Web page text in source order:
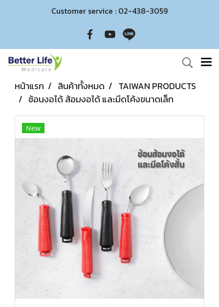
Customer service : 02-438-3059
หน้าแรก สินค้าทั้งหมด
TAIWAN PRODUCTS
ช้อนงอได้ ส้อมงอได้ และมีดโค้งขนาดเล็ก
New